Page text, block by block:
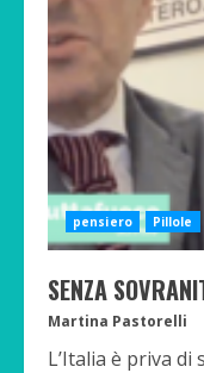
pensiero Pillole
SENZA
Martina Pastorelli
L’Italia è priva